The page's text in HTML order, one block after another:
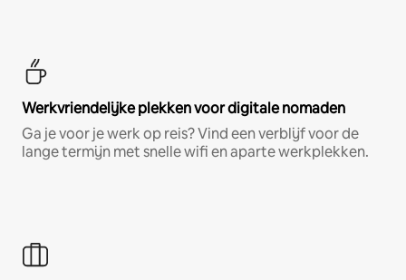
Werkvriendelijke plekken voor digitale nomaden
Ga je voor je werk op reis? Vind een verblijf voor de
lange termijn met snelle wifi en aparte werkplekken.